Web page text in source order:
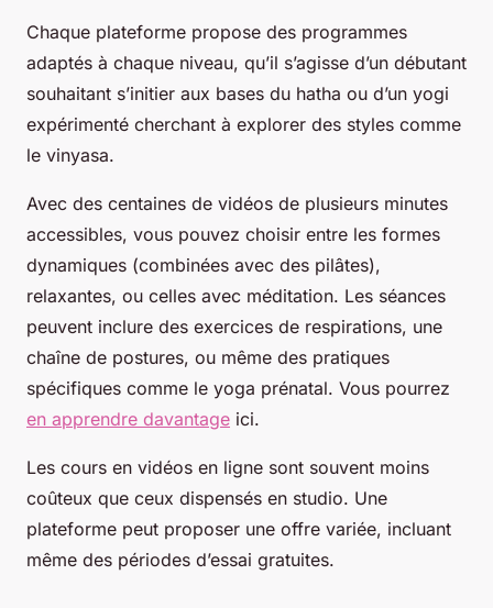
Chaque plateforme propose des programmes
adaptés à chaque niveau, qu’il s’agisse d’un débutant
souhaitant s’initier aux bases du hatha ou d’un yogi
expérimenté cherchant à explorer des styles comme
le vinyasa.
Avec des centaines de vidéos de plusieurs minutes
accessibles, vous pouvez choisir entre les formes
dynamiques (combinées avec des pilâtes),
relaxantes, ou celles avec méditation. Les séances
peuvent inclure des exercices de respirations, une
chaîne de postures, ou même des pratiques
spécifiques comme le yoga prénatal. Vous pourrez
en apprendre davantage ici.
Les cours en vidéos en ligne sont souvent moins
coûteux que ceux dispensés en studio. Une
plateforme peut proposer une offre variée, incluant
même des périodes d’essai gratuites.